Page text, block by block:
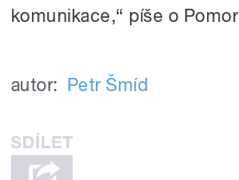
komunikace,“ píše o
autor: Petr Šmíd